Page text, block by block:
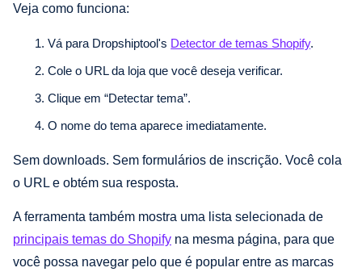
Veja como funciona:
Vá para Dropshiptool's Detector de temas Shopify.
Cole o URL da loja que você deseja verificar.
Clique em “Detectar tema”.
O nome do tema aparece imediatamente.
Sem downloads. Sem formulários de inscrição. Você cola
o URL e obtém sua resposta.
A ferramenta também mostra uma lista selecionada de
principais temas do Shopify na mesma página, para que
você possa navegar pelo que é popular entre as marcas